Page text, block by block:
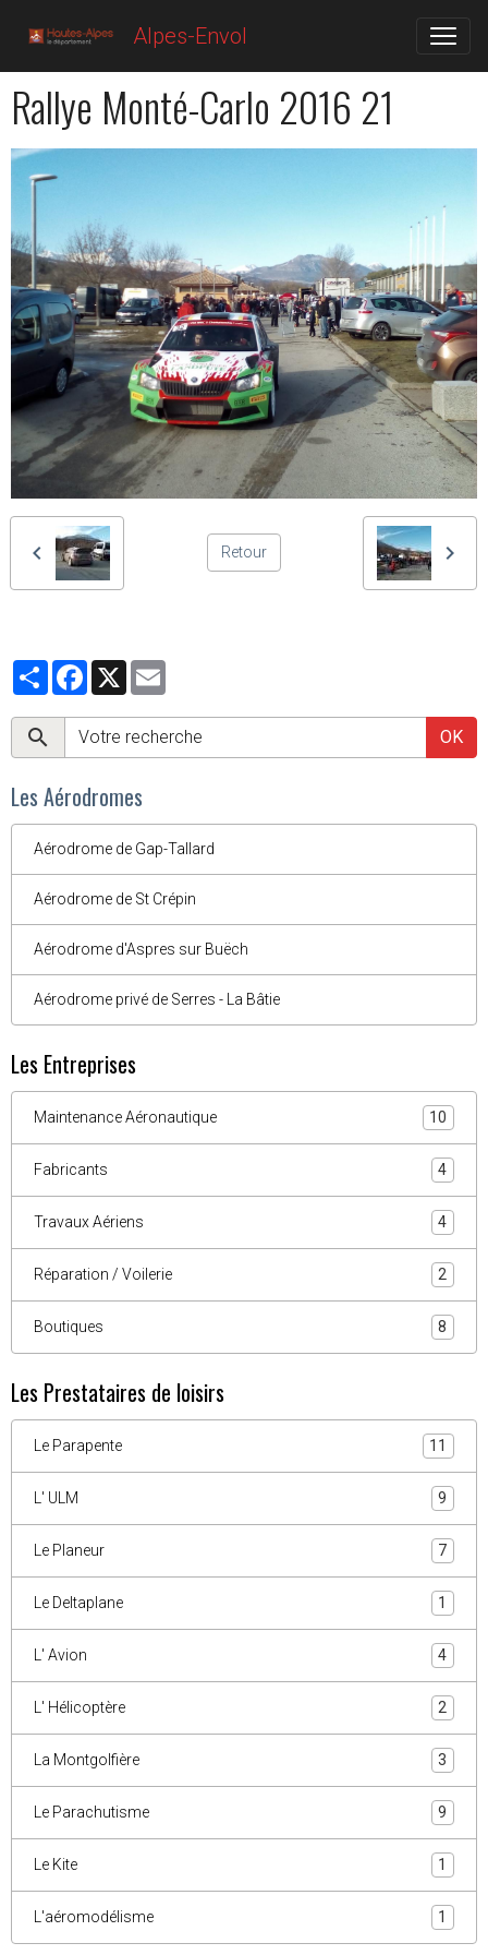
Alpes-Envol
Rallye Monté-Carlo 2016 21
Retour
PartagerFacebook
X
OK
Les Aérodromes
Aérodrome de Gap-Tallard
Aérodrome de St Crépin
Aérodrome d'Aspres sur Buëch
Aérodrome privé de Serres - La Bâtie
Les Entreprises
Maintenance Aéronautique 10
Fabricants 4
Travaux Aériens 4
Réparation / Voilerie 2
Boutiques 8
Les Prestataires de loisirs
Le Parapente 11
L' ULM 9
Le Planeur 7
Le Deltaplane 1
L' Avion 4
L' Hélicoptère 2
La Montgolfière 3
Le Parachutisme 9
Le Kite 1
L'aéromodélisme 1